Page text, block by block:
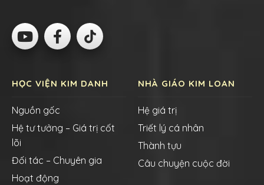
HỌC VIỆN KIM DANH
Nguồn gốc
Hệ tư tưởng – Giá trị cốt
lõi
Đối tác – Chuyên gia
Hoạt động
NHÀ GIÁO KIM LOAN
Hệ giá trị
Triết lý cá nhân
Thành tựu
Câu chuyện cuộc đời